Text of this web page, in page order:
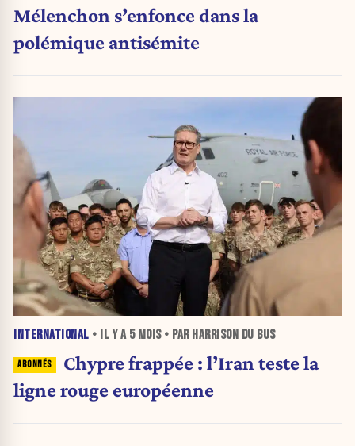
Mélenchon s’enfonce dans la
polémique antisémite
INTERNATIONAL • IL Y A 5 MOIS• PAR HARRISON DU BUS
Chypre frappée : l’Iran teste la
ligne rouge européenne